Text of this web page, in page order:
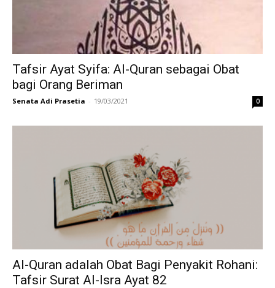
Tafsir Ayat Syifa: Al-Quran sebagai Obat
bagi Orang Beriman
Senata Adi Prasetia - 19/03/2021 0
Al-Quran adalah Obat Bagi Penyakit Rohani:
Tafsir Surat Al-Isra Ayat 82